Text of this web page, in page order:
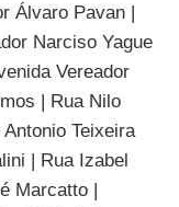
Álvaro Pavan |
Narciso Yague
Vereador
| Rua Nilo
Teixeira
| Rua Izabel
Marcatto |